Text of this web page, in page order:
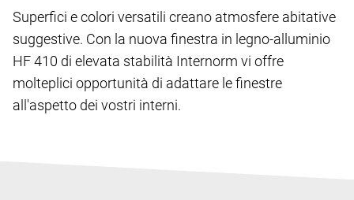
Superfici e colori versatili creano atmosfere abitative
suggestive. Con la nuova finestra in legno-alluminio
HF 410 di elevata stabilità Internorm vi offre
molteplici opportunità di adattare le finestre
all'aspetto dei vostri interni.